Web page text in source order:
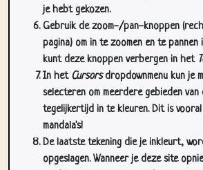
je hebt gekozen.
Gebruik de zoom-/pan-knoppen
pagina) om in te zoomen en te pannen
kunt deze knoppen verbergen in het
In het Cursorsdropdownmenu kun je
selecteren om meerdere gebieden van
tegelijkertijd in te kleuren. Dit is
mandala's!
De laatste tekening die je inkleurt,
opgeslagen. Wanneer je deze site